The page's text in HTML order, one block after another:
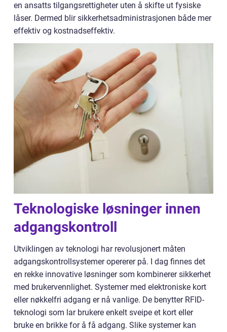
en ansatts tilgangsrettigheter uten å skifte ut fysiske
låser. Dermed blir sikkerhetsadministrasjonen både mer
effektiv og kostnadseffektiv.
Teknologiske løsninger innen
adgangskontroll
Utviklingen av teknologi har revolusjonert måten
adgangskontrollsystemer opererer på. I dag finnes det
en rekke innovative løsninger som kombinerer sikkerhet
med brukervennlighet. Systemer med elektroniske kort
eller nøkkelfri adgang er nå vanlige. De benytter RFID-
teknologi som lar brukere enkelt sveipe et kort eller
bruke en brikke for å få adgang. Slike systemer kan